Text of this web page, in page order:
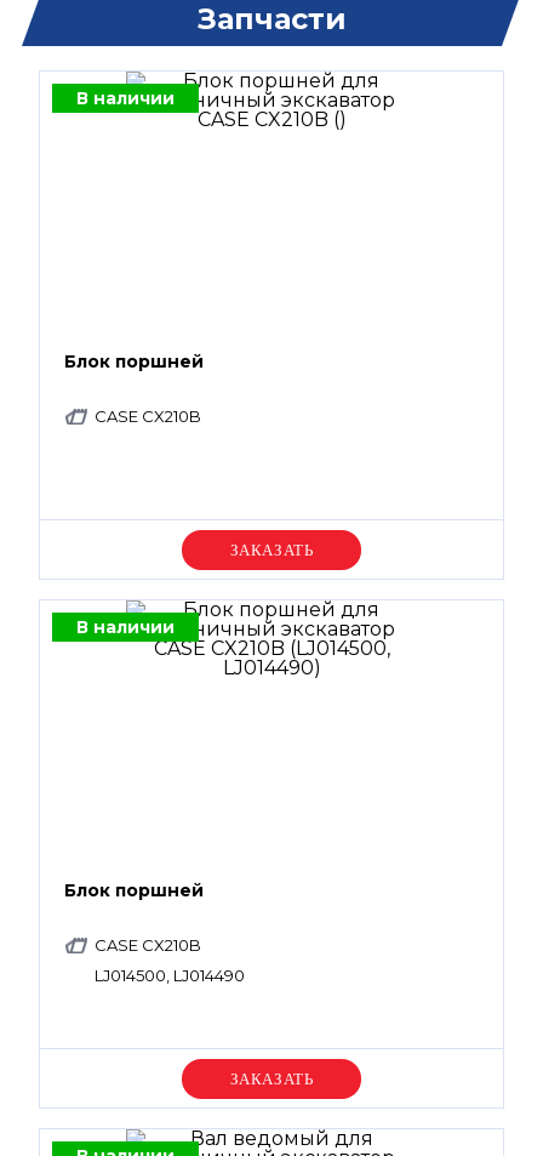
Запчасти
В наличии
Блок поршней
CASE CX210B
Уточняйте цену
В наличии
Блок поршней
CASE CX210B
LJ014500, LJ014490
Уточняйте цену